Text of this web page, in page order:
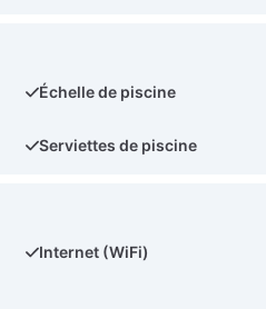
Échelle de piscine
Serviettes de piscine
Internet (WiFi)